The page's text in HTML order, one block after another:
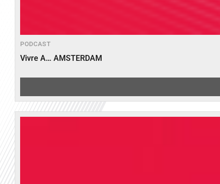
PODCAST
Vivre A… AMSTERDAM